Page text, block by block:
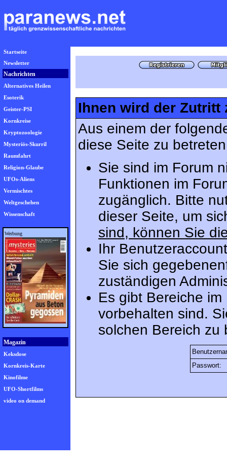
Startseite
Newsletter
Nachrichten
Alternatives Heilen
Esoterik
Geister-PSI
Kornkreise
Kryptozoologie
Mysteriös-Skurril
Raumfahrt
Religion-Glaube
UFOs-Aliens
Vermischtes
Weltgeschehen
Wissenschaft
Werbung
Magazin
Keksdose
Kornkreis-Karte
Kinofilme
UFO-Shortfilms
video on demand
Ihnen wird der Zutritt
Aus einem der
diese Seite zu
Sie sind im Forum
Funktionen im
zugänglich. Bitte
dieser Seite, um
sind, können Sie
Ihr
Sie sich
zuständigen
Es gibt Bereiche
vorbehalten sind.
solchen Bereich zu
Passwort: